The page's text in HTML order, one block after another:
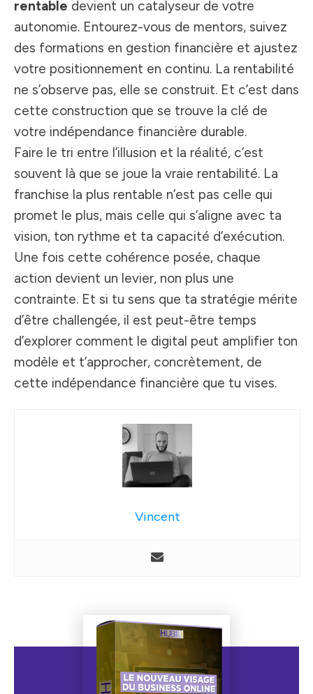
rentable devient un catalyseur de votre
autonomie. Entourez-vous de mentors, suivez
des formations en gestion financière et ajustez
votre positionnement en continu. La rentabilité
ne s’observe pas, elle se construit. Et c’est dans
cette construction que se trouve la clé de
votre indépendance financière durable.
Faire le tri entre l’illusion et la réalité, c’est
souvent là que se joue la vraie rentabilité. La
franchise la plus rentable n’est pas celle qui
promet le plus, mais celle qui s’aligne avec ta
vision, ton rythme et ta capacité d’exécution.
Une fois cette cohérence posée, chaque
action devient un levier, non plus une
contrainte. Et si tu sens que ta stratégie mérite
d’être challengée, il est peut-être temps
d’explorer comment le digital peut amplifier ton
modèle et t’approcher, concrètement, de
cette indépendance financière que tu vises.
Vincent